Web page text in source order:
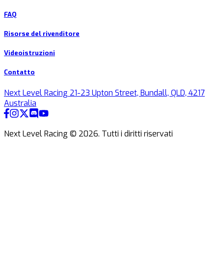
FAQ
Risorse del rivenditore
Videoistruzioni
Contatto
Next Level Racing 21-23 Upton Street, Bundall, QLD, 4217
Australia
Next Level Racing © 2026. Tutti i diritti riservati